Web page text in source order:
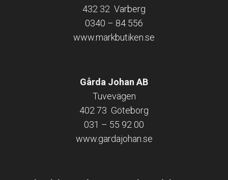
432 32 Varberg
0340 – 84 556
www.markbutiken.se
Gårda Johan AB
Tuvevägen
402 73 Göteborg
031 – 55 92 00
www.gardajohan.se
Döshultsvägen 658
26365 Viken
© 2026 Stenbutiken